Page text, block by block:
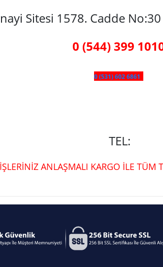
Sitesi 1578. Cadde
0 (544) 399
0 (531) 602 6861
TEL:
ANLAŞMALI KARGO İLE TÜM